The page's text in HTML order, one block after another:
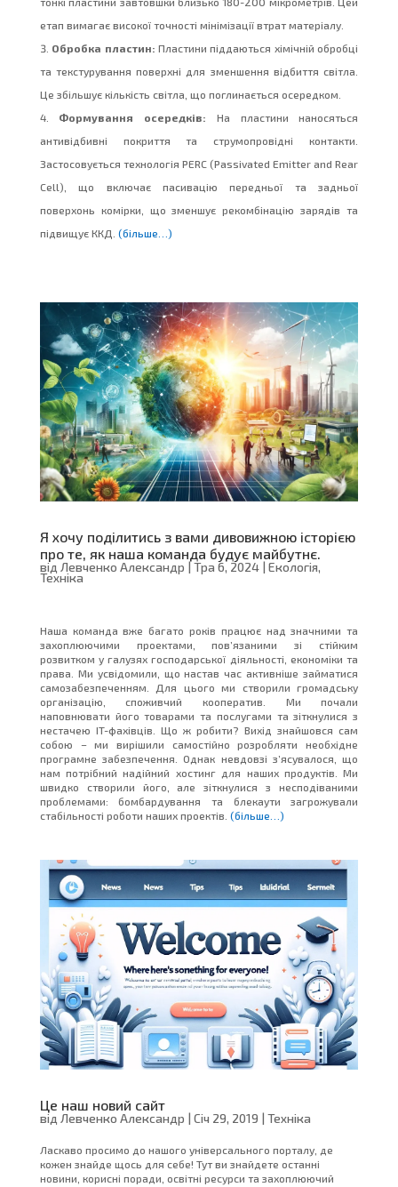
етап вимагає високої точності мінімізації втрат матеріалу.
Обробка пластин: Пластини піддаються хімічній обробці
та текстурування поверхні для зменшення відбиття світла.
Це збільшує кількість світла, що поглинається осередком.
Формування осередків: На пластини наносяться
антивідбивні покриття та струмопровідні контакти.
Застосовується технологія PERC (Passivated Emitter and Rear
Cell), що включає пасивацію передньої та задньої
поверхонь комірки, що зменшує рекомбінацію зарядів та
підвищує ККД. (більше…)
Я хочу поділитись з вами дивовижною історією
про те, як наша команда будує майбутнє.
від Левченко Александр |Тра 6, 2024| Екологія,
Техніка
Наша команда вже багато років працює над значними та
захоплюючими проектами, пов’язаними зі стійким
розвитком у галузях господарської діяльності, економіки та
права. Ми усвідомили, що настав час активніше займатися
самозабезпеченням. Для цього ми створили громадську
організацію, споживчий кооператив. Ми почали
наповнювати його товарами та послугами та зіткнулися з
нестачею IT-фахівців. Що ж робити? Вихід знайшовся сам
собою – ми вирішили самостійно розробляти необхідне
програмне забезпечення. Однак невдовзі з’ясувалося, що
нам потрібний надійний хостинг для наших продуктів. Ми
швидко створили його, але зіткнулися з несподіваними
проблемами: бомбардування та блекаути загрожували
стабільності роботи наших проектів. (більше…)
Це наш новий сайт
від Левченко Александр | Січ 29, 2019 | Техніка
Ласкаво просимо до нашого універсального порталу, де
кожен знайде щось для себе! Тут ви знайдете останні
новини, корисні поради, освітні ресурси та захоплюючий